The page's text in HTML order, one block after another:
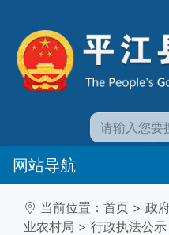
网站导航
当前位置： 首页 > 政
业农村局 > 行政执法公示